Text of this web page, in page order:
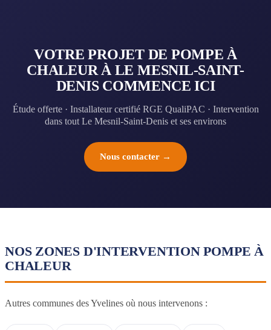
VOTRE PROJET DE POMPE À
CHALEUR À LE MESNIL-SAINT-
DENIS COMMENCE ICI
Étude offerte · Installateur certifié RGE QualiPAC · Intervention
dans tout Le Mesnil-Saint-Denis et ses environs
Nous contacter →
NOS ZONES D'INTERVENTION POMPE À
CHALEUR
Autres communes des Yvelines où nous intervenons :